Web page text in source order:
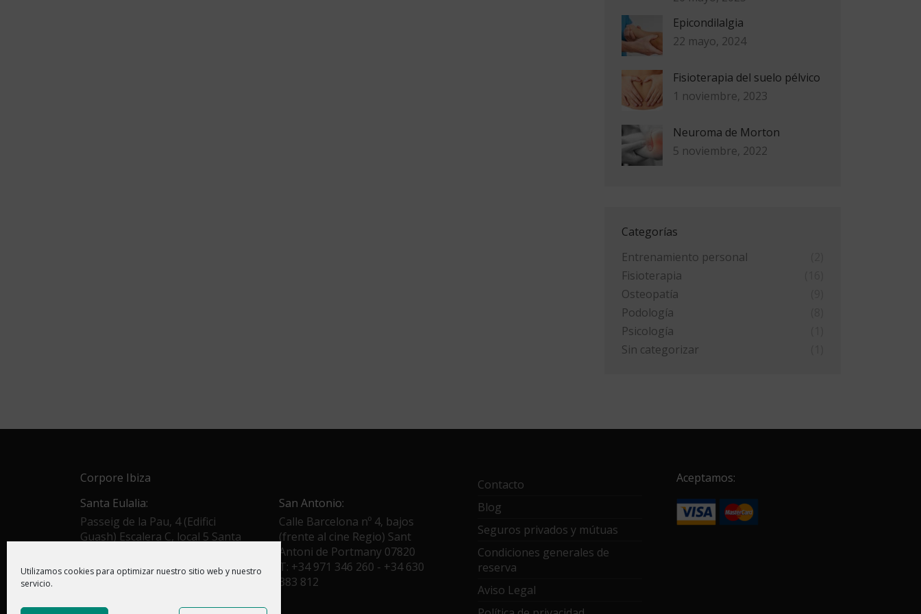
Utilizamos cookies para optimizar nuestro sitio web y nuestro
servicio.
Epicondilalgia
22 mayo, 2024
Fisioterapia del suelo pélvico
1 noviembre, 2023
Neuroma de Morton
5 noviembre, 2022
Categorías
Entrenamiento personal
Fisioterapia
Osteopatía
Podología
Psicología
Sin categorizar
Corpore Ibiza
Santa Eulalia:
Passeig de la Pau, 4 (Edifici
Guash) Escalera C, local 5 Santa
T: +34 971 336 861 - +34 644
San Antonio:
Calle Barcelona nº 4, bajos
(frente al cine Regio) Sant
Antoni de Portmany 07820
T: +34 971 346 260 - +34 630
383 812
Contacto
Blog
Seguros privados y mútuas
Condiciones generales de
reserva
Aviso Legal
Aceptamos: